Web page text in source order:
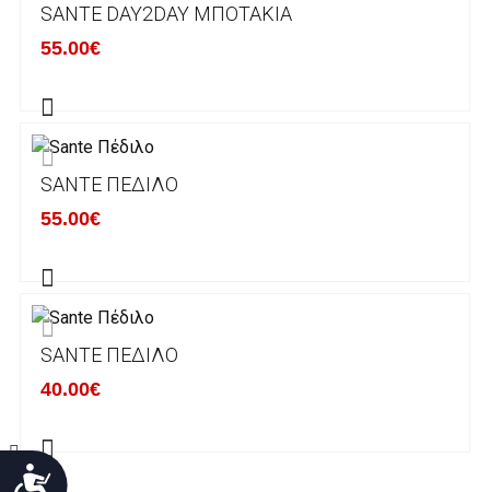
Προσιτότητα
Χρόνος Διεκπεραίωσης Παραγγελιών:
ΠΟΛΙΤΙΚΗ ΕΠΙΣΤΡΟΦΩΝ
αντικατάστασή του με άλλο μέγεθος ή άλλο
προιόν.
Βασική προυπόθεση για την επιστροφή του
να μην έχει επέλθει καμία φθορά σε αυτό.
Προϊόντα που στέλνονται χωρίς εξωτερική
SANTE DAY2DAY ΜΠΟΤΆΚΙΑ
55.00€
SANTE ΠΈΔΙΛΟ
55.00€
SANTE ΠΈΔΙΛΟ
40.00€